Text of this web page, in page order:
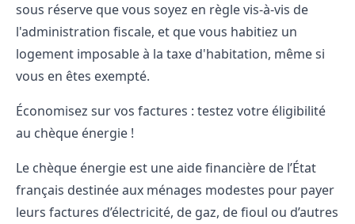
sous réserve que vous soyez en règle vis-à-vis de
l'administration fiscale, et que vous habitiez un
logement imposable à la taxe d'habitation, même si
vous en êtes exempté.
Économisez sur vos factures : testez votre éligibilité
au chèque énergie !
Le chèque énergie est une aide financière de l’État
français destinée aux ménages modestes pour payer
leurs factures d’électricité, de gaz, de fioul ou d’autres